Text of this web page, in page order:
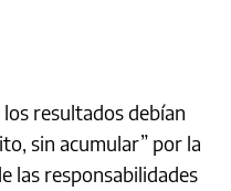
resultados debían
sin acumular” por la
las responsabilidades